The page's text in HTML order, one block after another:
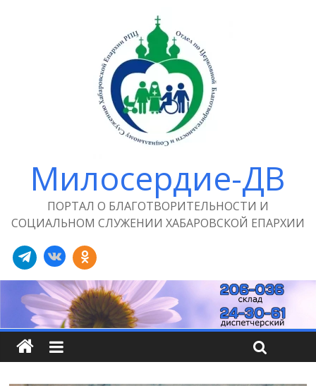
Милосердие-ДВ
ПОРТАЛ О БЛАГОТВОРИТЕЛЬНОСТИ И
СОЦИАЛЬНОМ СЛУЖЕНИИ ХАБАРОВСКОЙ ЕПАРХИИ